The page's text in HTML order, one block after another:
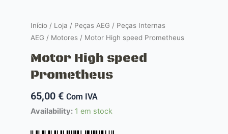
Início / Loja / Peças AEG / Peças Internas
AEG / Motores / Motor High speed Prometheus
Motor High speed
Prometheus
65,00 € Com IVA
Availability: 1 em stock
Quantidade